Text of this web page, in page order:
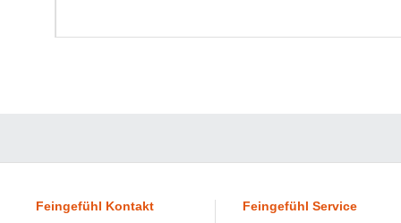
Feingefühl Kontakt Feingefühl Service